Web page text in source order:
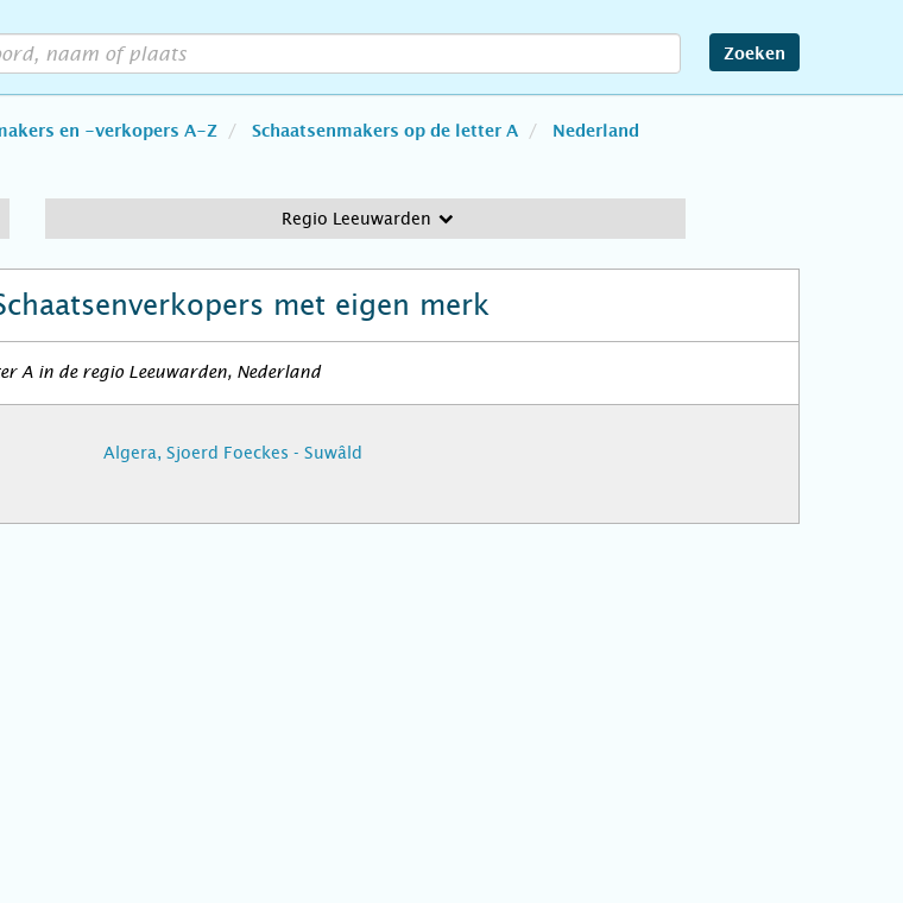
Zoeken
en -verkopers A-Z Schaatsenmakers op de letter A
Nederland
Regio Leeuwarden
met eigen merk
A in de regio Leeuwarden, Nederland
Algera, Sjoerd Foeckes - Suwâld